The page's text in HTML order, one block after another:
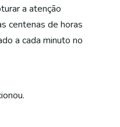
a atenção
centenas de horas
a cada minuto no